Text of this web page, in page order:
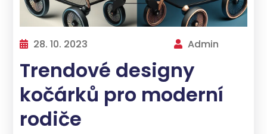
28. 10. 2023 Admin
Trendové designy
kočárků pro moderní
rodiče